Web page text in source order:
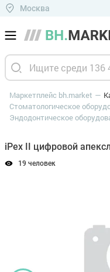
Москва
Маркетплейс bh.market
Стоматологическое
Эндодонтическое
iPex II цифровой
19 человек